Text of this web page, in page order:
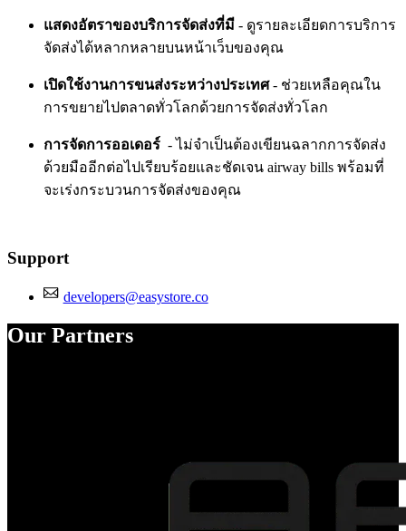
แสดงอัตราของบริการจัดส่งที่มี - ดูรายละเอียดการบริการ
จัดส่งได้หลากหลายบนหน้าเว็บของคุณ
เปิดใช้งานการขนส่งระหว่างประเทศ- ช่วยเหลือคุณใน
การขยายไปตลาดทั่วโลกด้วยการจัดส่งทั่วโลก
การจัดการออเดอร์ - ไม่จำเป็นต้องเขียนฉลากการจัดส่ง
ด้วยมืออีกต่อไปเรียบร้อยและชัดเจน airway bills พร้อมที่
จะเร่งกระบวนการจัดส่งของคุณ
Support
developers@easystore.co
Our Partners